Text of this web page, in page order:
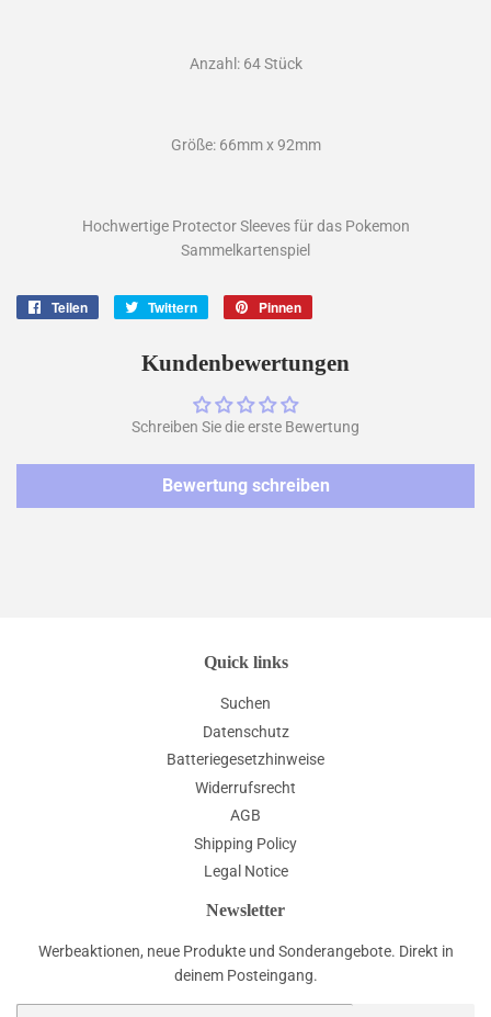
Anzahl: 64 Stück
Größe: 66mm x 92mm
Hochwertige Protector Sleeves für das Pokemon
Sammelkartenspiel
Teilen Twittern
twittern
Pinnen
pinnen
Kundenbewertungen
Schreiben Sie die erste Bewertung
Bewertung schreiben
Quick links
Suchen
Datenschutz
Batteriegesetzhinweise
Widerrufsrecht
AGB
Shipping Policy
Legal Notice
Newsletter
Werbeaktionen, neue Produkte und Sonderangebote. Direkt in
deinem Posteingang.